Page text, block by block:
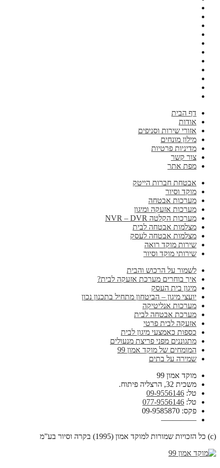
דף הבית
אודות
אזורי שירות וסניפים
מילון מונחים
מדיניות פרטיות
צור קשר
מפת אתר
אבטחת חברות הייטק
מוקד וסיור
מערכות אבטחה
מערכות אזעקה ומיגון
מערכות הקלטה NVR – DVR
מצלמות אבטחה לבית
מצלמות אבטחה לעסק
שירות מוקד רואה
שירותי מוקד וסיור
לשמור על הרכוש והבית
איך בוחרים מערכת אזעקה לבית?
מיגון בית העסק
יועצי מיגון – הביטחון מתחיל בתכנון נכון
מערכות אנליטיקה
מערכת אבטחה לבית
אזעקה לבית פרטי
כספות כאמצעי מיגון לבית
מתגוננים מפני פריצת מנעולים
המומחים של מוקד אמון 99
שמירה על בתים
מוקד אמון 99
משכית 32, הרצליה פיתוח.
טל: 09-9556146
טל: 077-9556146
פקס: 09-9585870
————–
(c) כל הזכויות שמורות למוקד אמון (1995) בקרה וסיור בע”מ